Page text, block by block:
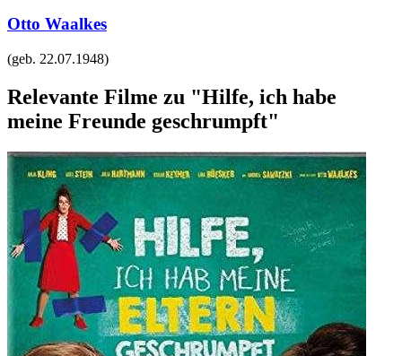
Otto Waalkes
(geb. 22.07.1948)
Relevante Filme zu "Hilfe, ich habe
meine Freunde geschrumpft"